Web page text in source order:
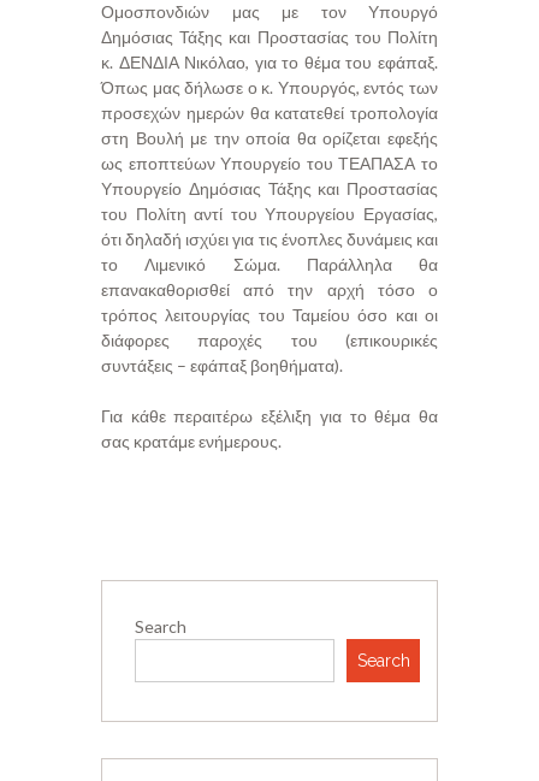
Ομοσπονδιών μας με τον Υπουργό
Δημόσιας Τάξης και Προστασίας του Πολίτη
κ. ΔΕΝΔΙΑ Νικόλαο, για το θέμα του εφάπαξ.
Όπως μας δήλωσε ο κ. Υπουργός, εντός των
προσεχών ημερών θα κατατεθεί τροπολογία
στη Βουλή με την οποία θα ορίζεται εφεξής
ως εποπτεύων Υπουργείο του ΤΕΑΠΑΣΑ το
Υπουργείο Δημόσιας Τάξης και Προστασίας
του Πολίτη αντί του Υπουργείου Εργασίας,
ότι δηλαδή ισχύει για τις ένοπλες δυνάμεις και
το Λιμενικό Σώμα. Παράλληλα θα
επανακαθορισθεί από την αρχή τόσο ο
τρόπος λειτουργίας του Ταμείου όσο και οι
διάφορες παροχές του (επικουρικές
συντάξεις – εφάπαξ βοηθήματα).
Για κάθε περαιτέρω εξέλιξη για το θέμα θα
σας κρατάμε ενήμερους.
Search
Search